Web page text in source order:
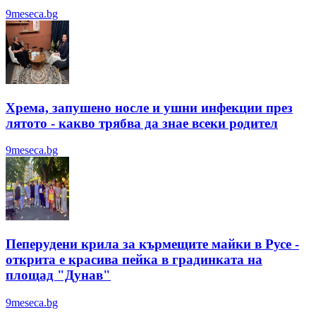
9meseca.bg
Хрема, запушено носле и ушни инфекции през
лятотo - какво трябва да знае всеки родител
9meseca.bg
Пеперудени крила за кърмещите майки в Русе -
открита е красива пейка в градинката на
площад "Дунав"
9meseca.bg